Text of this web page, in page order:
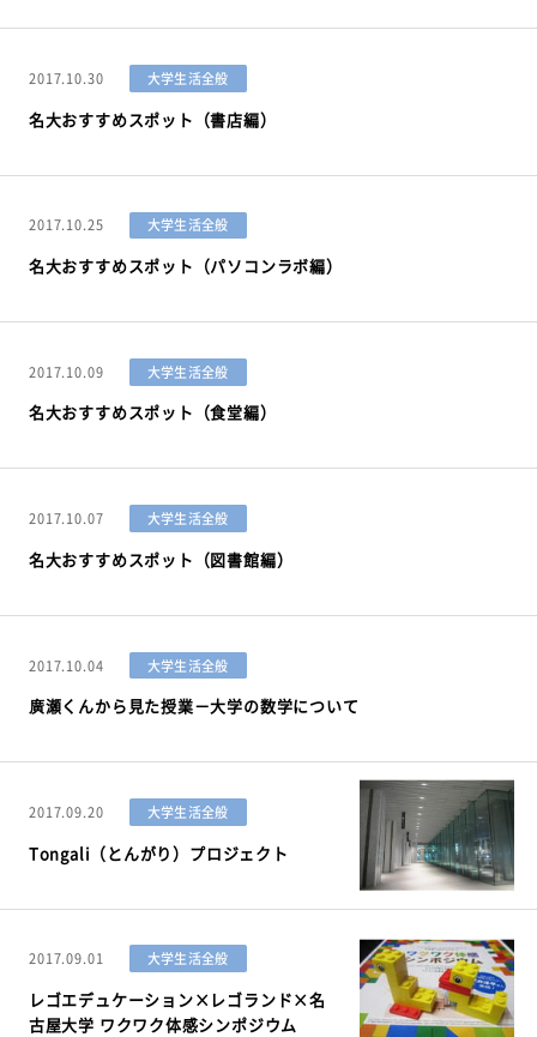
2017.10.30 大学生活全般
名大おすすめスポット（書店編）
2017.10.25 大学生活全般
名大おすすめスポット（パソコンラボ編）
2017.10.09 大学生活全般
名大おすすめスポット（食堂編）
2017.10.07 大学生活全般
名大おすすめスポット（図書館編）
2017.10.04 大学生活全般
廣瀬くんから見た授業－大学の数学について
2017.09.20 大学生活全般
Tongali（とんがり）プロジェクト
2017.09.01 大学生活全般
レゴエデュケーション×レゴランド×名
古屋大学 ワクワク体感シンポジウム